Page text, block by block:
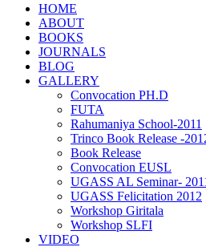
HOME
ABOUT
BOOKS
JOURNALS
BLOG
GALLERY
Convocation PH.D
FUTA
Rahumaniya School-2011
Trinco Book Release -
Book Release
Convocation EUSL
UGASS AL Seminar-
UGASS Felicitation 2012
Workshop Giritala
Workshop SLFI
VIDEO